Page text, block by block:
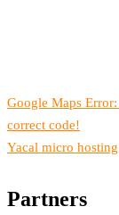
Google Maps
correct code!
Yacal micro hosting
Partners